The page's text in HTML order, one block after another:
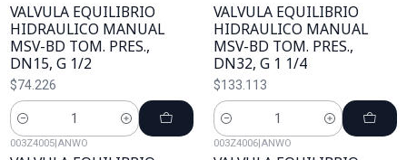
VALVULA EQUILIBRIO
HIDRAULICO MANUAL
MSV-BD TOM. PRES.,
DN15, G 1/2
$74.226
Cantidad
VALVULA EQUILIBRIO
HIDRAULICO MANUAL
MSV-BD TOM. PRES.,
DN32, G 1 1/4
$133.113
Cantidad
003Z4005|ANWO 003Z4006|ANWO